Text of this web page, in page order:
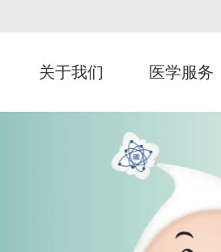
关于我们 医学服务